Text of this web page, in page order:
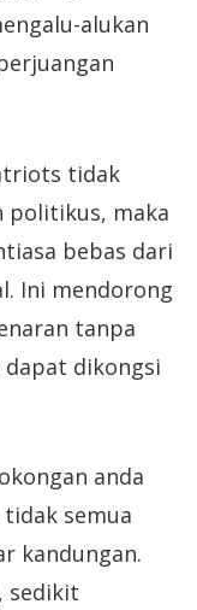
alukan
tidak
politikus, maka
bebas dari
Ini mendorong
tanpa
dikongsi
anda
semua
kandungan.
sedikit